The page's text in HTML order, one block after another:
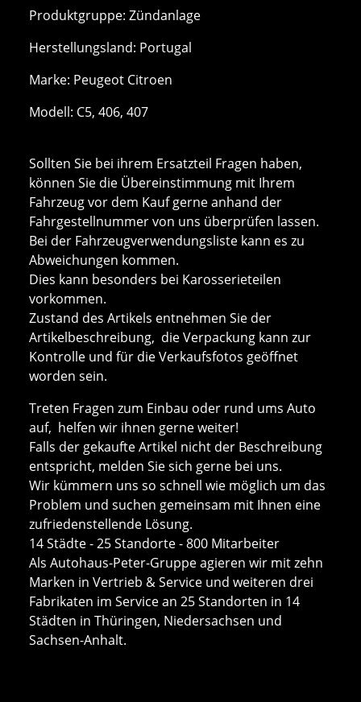
Produktgruppe: Zündanlage
Herstellungsland: Portugal
Marke: Peugeot Citroen
Modell: C5, 406, 407
Sollten Sie bei ihrem Ersatzteil Fragen haben,
können Sie die Übereinstimmung mit Ihrem
Fahrzeug vor dem Kauf gerne anhand der
Fahrgestellnummer von uns überprüfen lassen.
Bei der Fahrzeugverwendungsliste kann es zu
Abweichungen kommen.
Dies kann besonders bei Karosserieteilen
vorkommen.
Zustand des Artikels entnehmen Sie der
Artikelbeschreibung, die Verpackung kann zur
Kontrolle und für die Verkaufsfotos geöffnet
worden sein.
Treten Fragen zum Einbau oder rund ums Auto
auf, helfen wir ihnen gerne weiter!
Falls der gekaufte Artikel nicht der Beschreibung
entspricht, melden Sie sich gerne bei uns.
Wir kümmern uns so schnell wie möglich um das
Problem und suchen gemeinsam mit Ihnen eine
zufriedenstellende Lösung.
14 Städte - 25 Standorte - 800 Mitarbeiter
Als Autohaus-Peter-Gruppe agieren wir mit zehn
Marken in Vertrieb & Service und weiteren drei
Fabrikaten im Service an 25 Standorten in 14
Städten in Thüringen, Niedersachsen und
Sachsen-Anhalt.